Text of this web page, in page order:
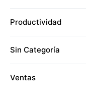
Productividad
Sin Categoría
Ventas